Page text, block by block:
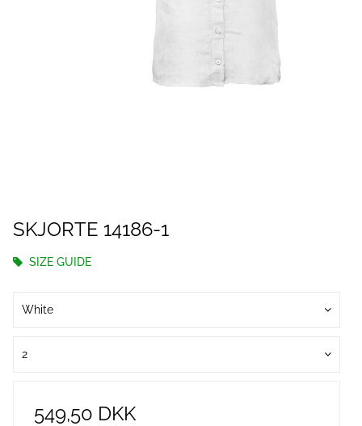
SKJORTE 14186-1
SIZE GUIDE
White
2
549,50 DKK